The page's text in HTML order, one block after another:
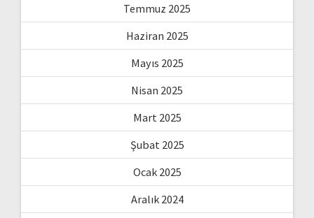
Temmuz 2025
Haziran 2025
Mayıs 2025
Nisan 2025
Mart 2025
Şubat 2025
Ocak 2025
Aralık 2024